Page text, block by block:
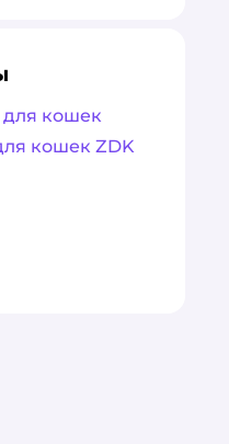
для кошек
кошек ZDK